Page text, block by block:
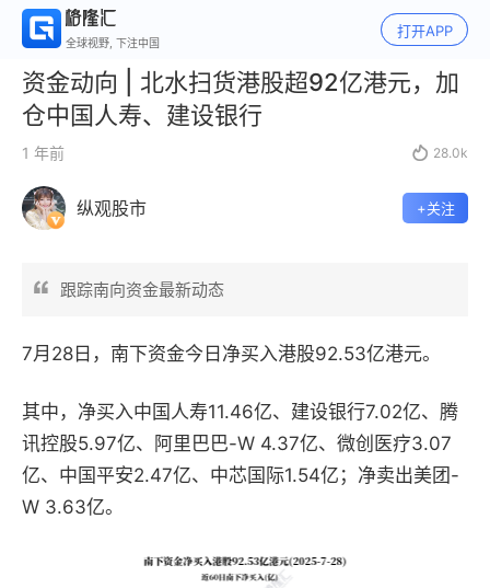
全球视野, 下注中国
打开APP
资金动向 | 北水扫货港股超92亿港元，加
仓中国人寿、建设银行
1 年前  28.0k
纵观股市 +关注
跟踪南向资金最新动态
7月28日，南下资金今日净买入港股92.53亿港元。
其中， 净买入中国人寿11.46亿、建设银行7.02亿、腾
讯控股5.97亿、阿里巴巴-W 4.37亿、微创医疗3.07
亿、中国平安2.47亿、中芯国际1.54亿； 净卖出美团-
W 3.63亿。